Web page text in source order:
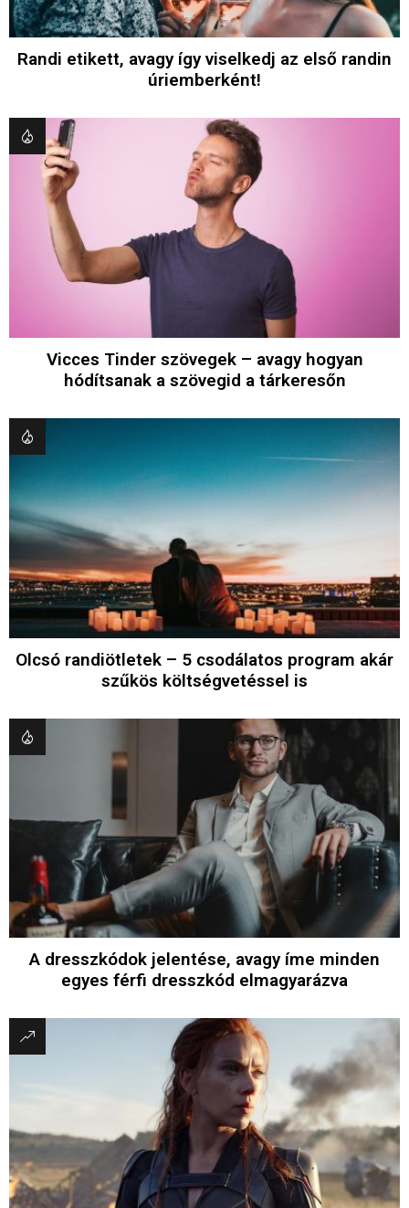
Randi etikett, avagy így viselkedj az első randin
úriemberként!
Vicces Tinder szövegek – avagy hogyan
hódítsanak a szövegid a tárkeresőn
Olcsó randiötletek – 5 csodálatos program akár
szűkös költségvetéssel is
A dresszkódok jelentése, avagy íme minden
egyes férfi dresszkód elmagyarázva